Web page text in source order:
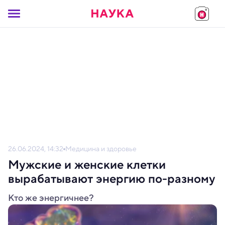
26.06.2024, 14:32 Медицина и здоровье
Мужские и женские клетки
вырабатывают энергию по-разному
Кто же энергичнее?